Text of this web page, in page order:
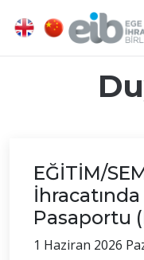
EĞİTİM/
Pasaportu
1 Haziran 2026